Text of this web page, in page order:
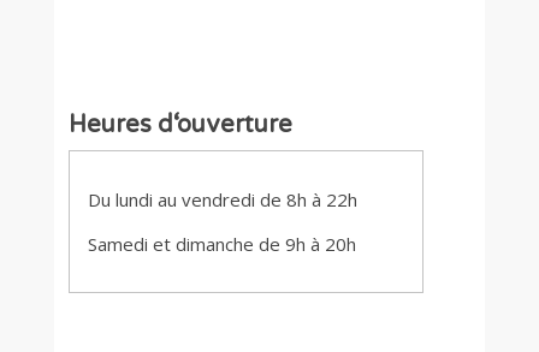
Heures d‘ouverture
Du lundi au vendredi de 8h à 22h
Samedi et dimanche de 9h à 20h